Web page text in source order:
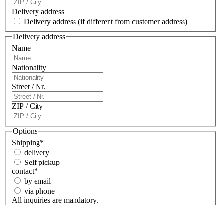
Delivery address
Delivery address (if different from customer address)
Delivery address
Name
Nationality
Street / Nr.
ZIP / City
Options
Shipping*
delivery
Self pickup
contact*
by email
via phone
All inquiries are mandatory.